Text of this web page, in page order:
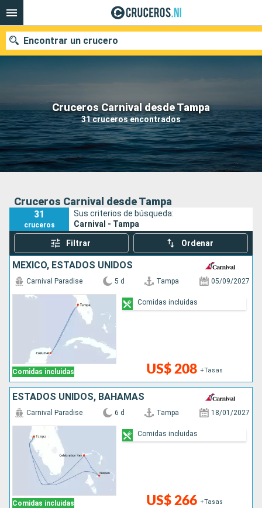
Cruceros Carnival desde Tampa
31 cruceros encontrados
Encontrar un crucero
Nuestros destinos
Fecha de salida
Puertos Compañías
Cruceros Carnival desde Tampa
31
cruceros
Sus criterios de búsqueda:
Carnival - Tampa
Filtrar Ordenar
MÉXICO, ESTADOS UNIDOS
Comidas incluidas
Carnival Paradise 5 d Tampa 05/09/2027
US$ 208 +Tasas
Comidas incluidas
ESTADOS UNIDOS, BAHAMAS
Comidas incluidas
Carnival Paradise 6 d Tampa 18/01/2027
US$ 266 +Tasas
Comidas incluidas